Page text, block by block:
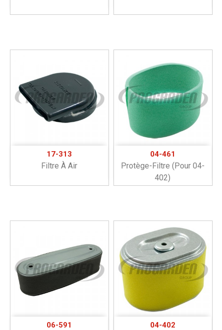
17-313
Filtre À Air
04-461
Protège-Filtre (pour 04-
402)
06-591 04-402